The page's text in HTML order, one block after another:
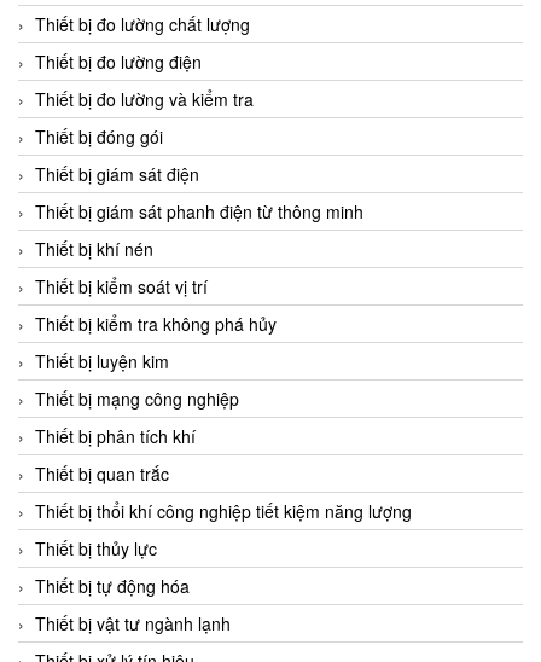
Chiyoda Seiki
Chiyoda-Tsusho
Chongqing Huaneng
Chromalox
ChuanYi
CIC
Clage
Clake Fololo
Clark Cooper
CMC Ventilazione
Coax Valves Inc
Codel
Cofimco
Coltraco
Comat Releco
Comax
COMETECH VietNam
Thiết bị đo lường chất lượng
Thiết bị đo lường điện
Thiết bị đo lường và kiểm tra
Thiết bị đóng gói
Thiết bị giám sát điện
Thiết bị giám sát phanh điện từ thông minh
Thiết bị khí nén
Thiết bị kiểm soát vị trí
Thiết bị kiểm tra không phá hủy
Thiết bị luyện kim
Thiết bị mạng công nghiệp
Thiết bị phân tích khí
Thiết bị quan trắc
Thiết bị thổi khí công nghiệp tiết kiệm năng lượng
Thiết bị thủy lực
Thiết bị tự động hóa
Thiết bị vật tư ngành lạnh